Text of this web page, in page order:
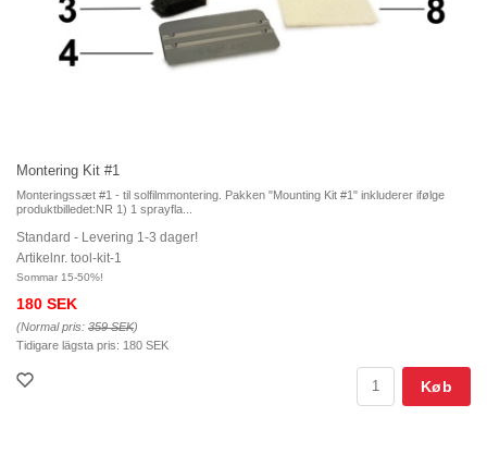
Montering Kit #1
Monteringssæt #1 - til solfilmmontering. Pakken "Mounting Kit #1" inkluderer ifølge
produktbilledet:NR 1) 1 sprayfla...
Standard - Levering 1-3 dager!
Artikelnr. tool-kit-1
Sommar 15-50%!
180 SEK
(Normal pris: 359 SEK)
Tidigare lägsta pris: 180 SEK
Køb